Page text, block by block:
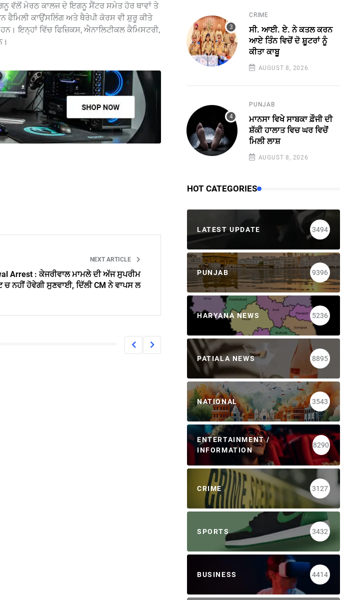
ਵੱਲੋਂ ਮੇਰਠ ਕਾਲਜ ਦੇ ਇਗਨੂ ਸੈਂਟਰ ਸਮੇਤ ਹੋਰ ਥਾਵਾਂ ਤੇ
ਕਾਉਂਸਲਿੰਗ ਅਤੇ ਥੈਰੇਪੀ ਕੋਰਸ ਵੀ ਸ਼ੁਰੂ ਕੀਤੇ
ਇਨ੍ਹਾਂ ਵਿੱਚ ਫਿਜ਼ਿਕਸ, ਐਨਾਲਿਟੀਕਲ ਕੈਮਿਸਟਰੀ,
NEXT ARTICLE
Arrest : ਕੇਜਰੀਵਾਲ ਮਾਮਲੇ ਦੀ ਅੱਜ ਸੁਪਰੀਮ
ਚ ਨਹੀਂ ਹੋਵੇਗੀ ਸੁਣਵਾਈ, ਦਿੱਲੀ CM ਨੇ ਵਾਪਸ ਲ
CRIME
ਸੀ. ਆਈ. ਏ. ਨੇ ਕਤਲ ਕਰਨ
ਆਏ ਤਿੰਨ ਵਿਚੋਂ ਦੋ ਸ਼ੂਟਰਾਂ ਨੂੰ
ਕੀਤਾ ਕਾਬੂ
AUGUST 8, 2026
PUNJAB
ਮਾਨਸਾ ਵਿਖੇ ਸਾਬਕਾ ਫ਼ੌਜੀ ਦੀ
ਸ਼ੱਕੀ ਹਾਲਾਤ ਵਿਚ ਘਰ ਵਿਚੋਂ
ਮਿਲੀ ਲਾਸ਼
AUGUST 8, 2026
HOT CATEGORIES
LATEST UPDATE 3494
PUNJAB 9396
HARYANA NEWS 5236
PATIALA NEWS 8895
NATIONAL 3543
ENTERTAINMENT /
INFORMATION
8290
CRIME 3127
SPORTS 3432
BUSINESS 4414